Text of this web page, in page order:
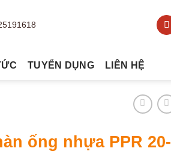
TUYỂN DỤNG LIÊN HỆ
ống nhựa PPR 20-